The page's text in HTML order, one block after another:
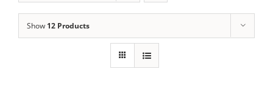
Show 12 Products